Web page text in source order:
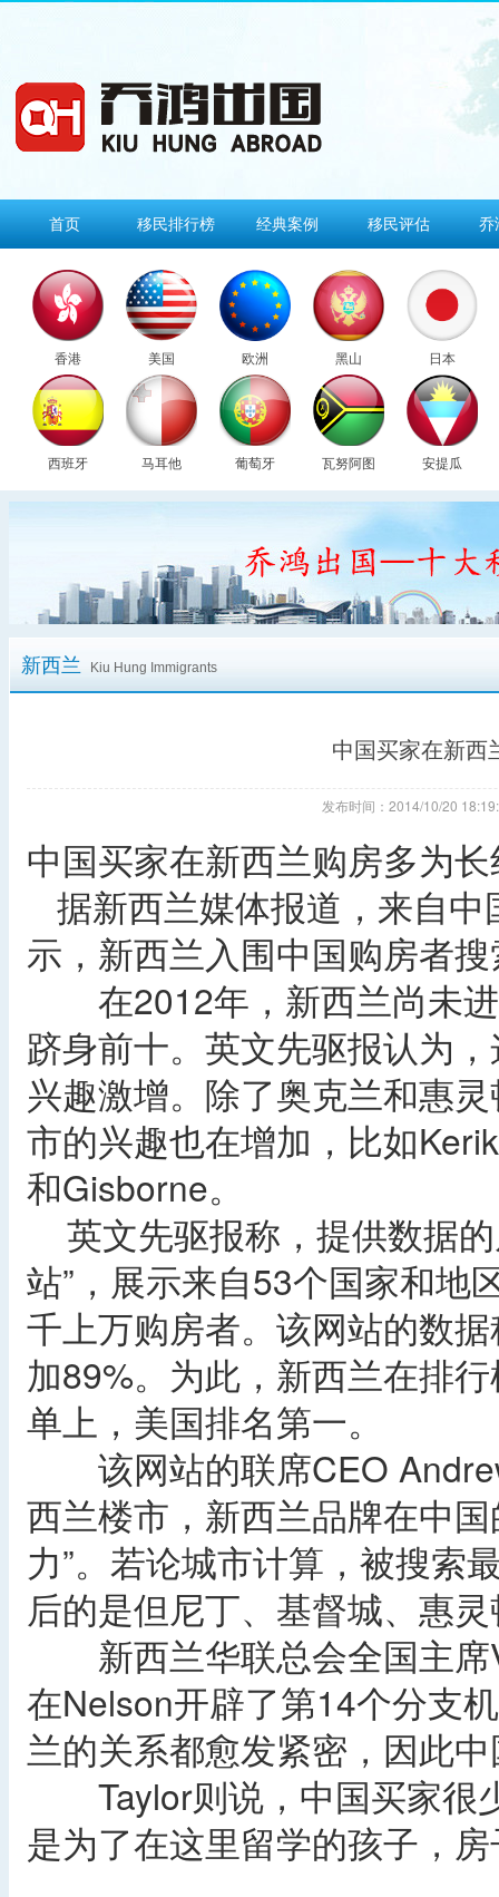
首页 移民排行榜 经典案例 移民评估 乔
香港 美国 欧洲 黑山 日本
西班牙 马耳他 葡萄牙 瓦努阿图 安提瓜
新西兰 Kiu Hung Immigrants
中国买家在新西
发布时间：2014/10/20
中国买家在新西兰购房多为
据新西兰媒体报道，来自
示，新西兰入围中国购房者
在2012年，新西兰尚未进
跻身前十。英文先驱报认为
兴趣激增。除了奥克兰和惠
市的兴趣也在增加，比如
和Gisborne。
英文先驱报称，提供数据
站”，展示来自53个国家和地
千上万购房者。该网站的数
加89%。为此，新西兰在排
单上，美国排名第一。
该网站的联席CEO
西兰楼市，新西兰品牌在中
力”。若论城市计算，被搜索
后的是但尼丁、基督城、惠
新西兰华联总会全国主席
在Nelson开辟了第14个分支
兰的关系都愈发紧密，因此
Taylor则说，中国买家很
是为了在这里留学的孩子，